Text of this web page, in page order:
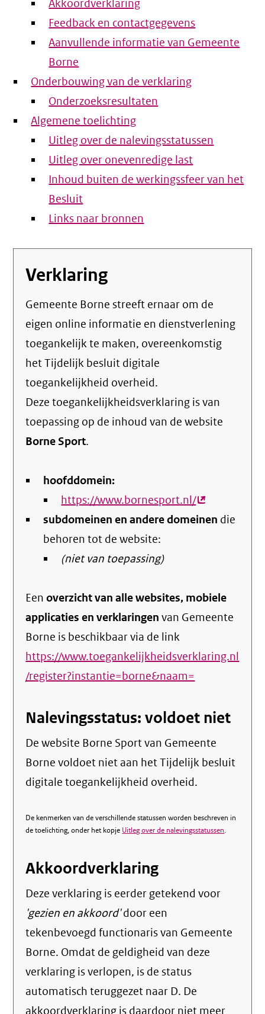
Akkoordverklaring
Feedback en contactgegevens
Aanvullende informatie van Gemeente
Borne
Onderbouwing van de verklaring
Onderzoeksresultaten
Algemene toelichting
Uitleg over de nalevingsstatussen
Uitleg over onevenredige last
Inhoud buiten de werkingssfeer van het
Besluit
Links naar bronnen
Verklaring
Gemeente Borne streeft ernaar om de
eigen online informatie en dienstverlening
toegankelijk te maken, overeenkomstig
hetTijdelijk besluit digitale
toegankelijkheid overheid.
Deze toegankelijkheidsverklaring is van
toepassing op de inhoud van de website
Borne Sport.
hoofddomein:
https://www.bornesport.nl/(externe
link)
subdomeinen en andere domeinen die
behoren tot de website:
(niet van toepassing)
Eenoverzicht van alle websites, mobiele
applicaties en verklaringen van Gemeente
Borne is beschikbaar via de link
https://www.toegankelijkheidsverklaring.nl
/register?instantie=borne&naam=
Nalevingsstatus: voldoet niet
De website Borne Sport van Gemeente
Borne voldoet niet aan het Tijdelijk besluit
digitale toegankelijkheid overheid.
De kenmerken van de verschillende statussen worden beschreven in
de toelichting, onder het kopje Uitleg over de nalevingsstatussen.
Akkoordverklaring
Deze verklaring is eerder getekend voor
'gezien en akkoord'door een
tekenbevoegd functionaris van Gemeente
Borne. Omdat de geldigheid van deze
verklaring is verlopen, is de status
automatisch teruggezet naar D. De
akkoordverklaring is daardoor niet meer